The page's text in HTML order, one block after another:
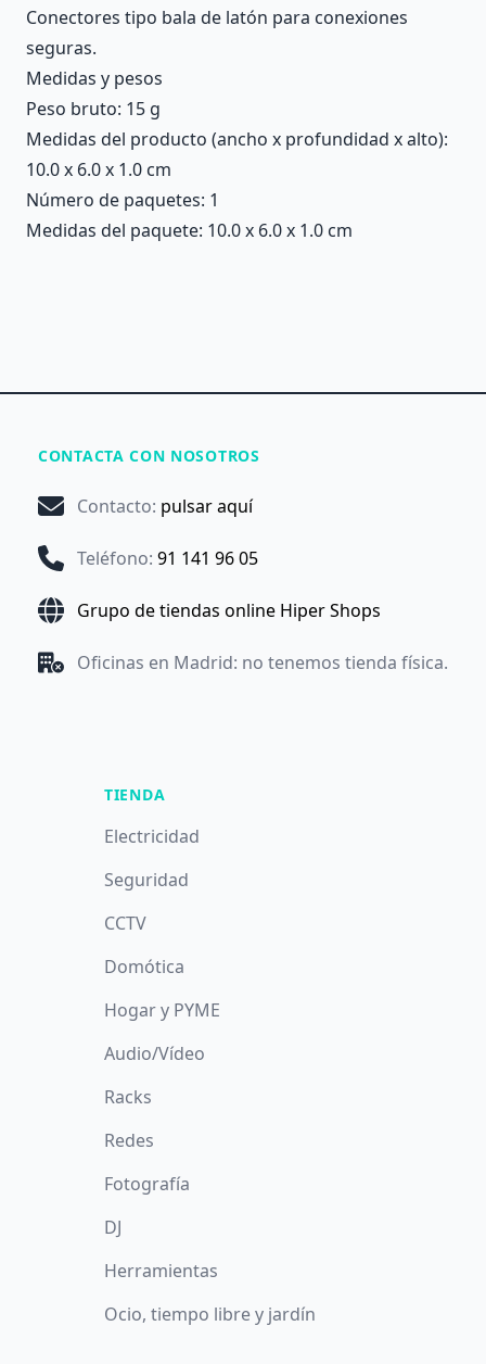
Conectores tipo bala de latón para conexiones
seguras.
Medidas y pesos
Peso bruto: 15 g
Medidas del producto (ancho x profundidad x alto):
10.0 x 6.0 x 1.0 cm
Número de paquetes: 1
Medidas del paquete: 10.0 x 6.0 x 1.0 cm
CONTACTA CON NOSOTROS
Contacto: pulsar aquí
Teléfono: 91 141 96 05
Grupo de tiendas online Hiper Shops
Oficinas en Madrid: no tenemos tienda física.
TIENDA
Electricidad
Seguridad
CCTV
Domótica
Hogar y PYME
Audio/Vídeo
Racks
Redes
Fotografía
DJ
Herramientas
Ocio, tiempo libre y jardín